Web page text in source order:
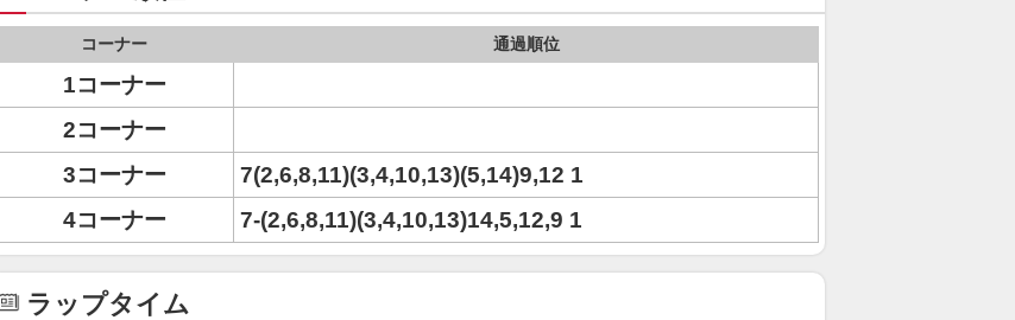
コーナー 通過順位
1コーナー
2コーナー
3コーナー
7(2,6,8,11)(3,4,10,13)(5,14)9,12 1
4コーナー
7-(2,6,8,11)(3,4,10,13)14,5,12,9 1
ラップタイム